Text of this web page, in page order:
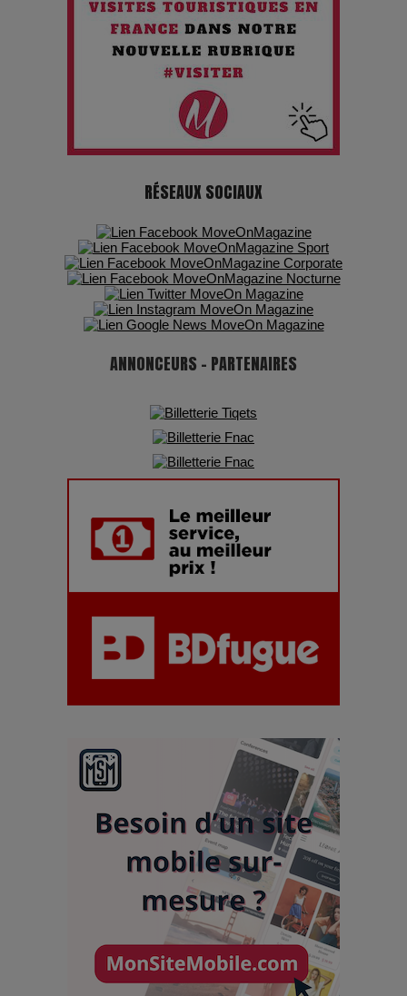
Maïra Kerey, la “voix d’or du Kazakhstan”, célèbre ses 30
ans de carrière à la Salle Gaveau
Les dessous de la fast fashion : un désastre écologique en
7 Techniques Secrètes des Photographes de Stars
Pharaonic Festival 2025 : 10 ans d’électro sous les
montagnes, une fête à ne pas manquer
RÉSEAUX SOCIAUX
ANNONCEURS - PARTENAIRES